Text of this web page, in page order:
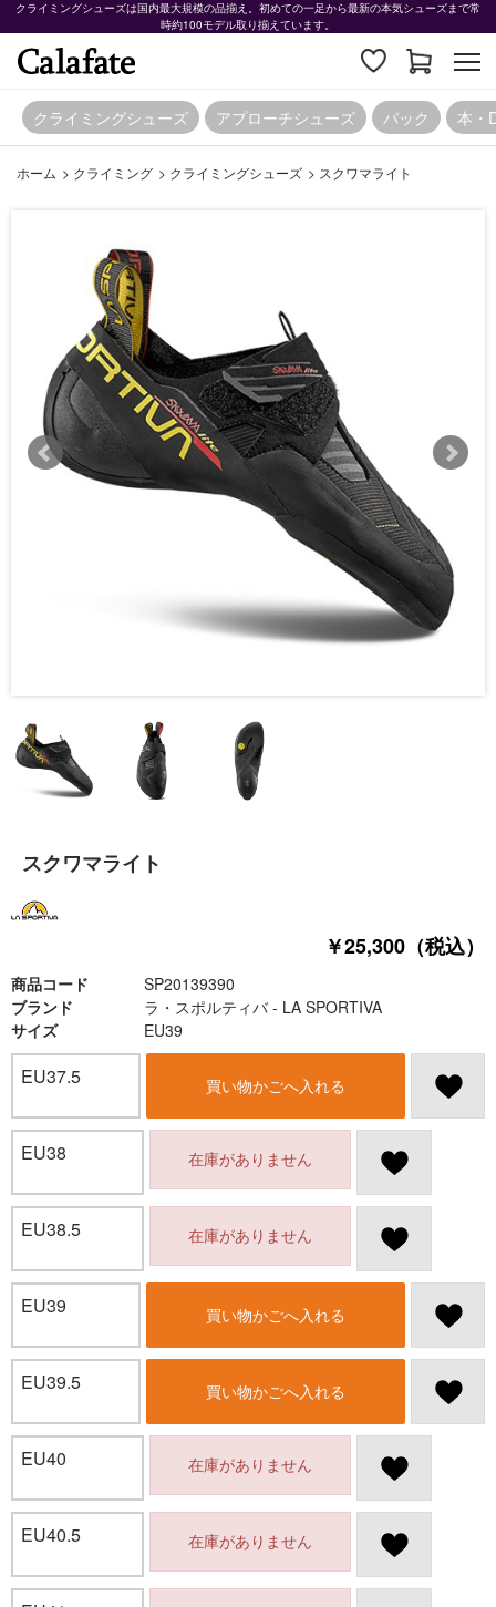
クライミングシューズは国内最大規模の品揃え。初めての一足から最新の本気シューズまで常
時約100モデル取り揃えています。
クライミングシューズ アプローチシューズ パック 本・
ホーム > クライミング > クライミングシューズ > スクワマライト
スクワマライト
￥25,300（税込）
商品コード
SP20139390
ブランド
ラ・スポルティバ - LA SPORTIVA
サイズ
EU39
EU37.5 買い物かごへ入れる
EU38 在庫がありません
EU38.5 在庫がありません
EU39 買い物かごへ入れる
EU39.5 買い物かごへ入れる
EU40 在庫がありません
EU40.5 在庫がありません